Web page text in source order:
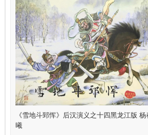
《雪地斗郅恽》后汉演义之十四黑龙江版 杨
曦